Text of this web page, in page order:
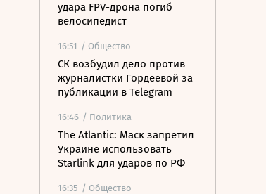
удара FPV-дрона погиб
велосипедист
16:51 / Общество
СК возбудил дело против
журналистки Гордеевой за
публикации в Telegram
16:46 / Политика
The Atlantic: Маск запретил
Украине использовать
Starlink для ударов по РФ
16:35 / Общество